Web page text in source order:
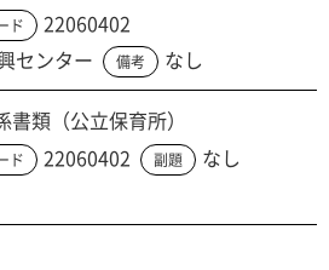
ド 22060402
センター 備考 なし
類（公立保育所）
ド 22060402 副題 なし